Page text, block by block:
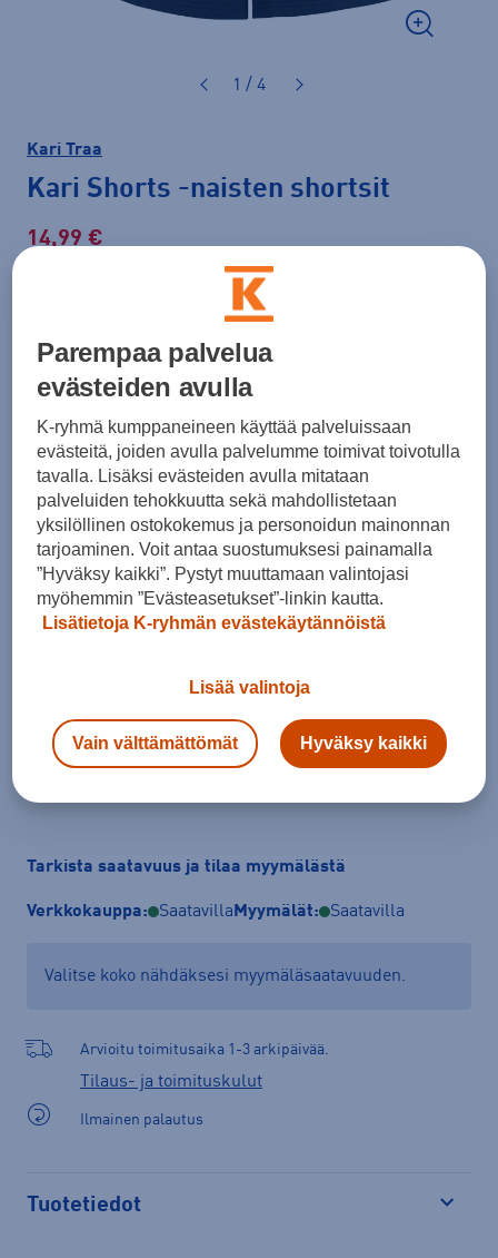
1 / 4
Kari Traa
Kari Shorts -naisten shortsit
14,99 €
30pv alin hinta: 19,99 €
Lisätietoa
XS S M L XL
Lisää ostoskoriin
Tarkista saatavuus ja tilaa myymälästä
Verkkokauppa: Saatavilla Myymälät: Saatavilla
Valitse koko nähdäksesi myymäläsaatavuuden.
Arvioitu toimitusaika 1-3 arkipäivää.
Tilaus- ja toimituskulut
Ilmainen palautus
Tuotetiedot
Parempaa palvelua
evästeiden avulla
K-ryhmä kumppaneineen käyttää palveluissaan
evästeitä, joiden avulla palvelumme toimivat toivotulla
tavalla. Lisäksi evästeiden avulla mitataan
palveluiden tehokkuutta sekä mahdollistetaan
yksilöllinen ostokokemus ja personoidun mainonnan
tarjoaminen. Voit antaa suostumuksesi painamalla
”Hyväksy kaikki”. Pystyt muuttamaan valintojasi
myöhemmin ”Evästeasetukset”-linkin kautta.
Lisätietoja K-ryhmän evästekäytännöistä
Lisää valintoja
Vain välttämättömät Hyväksy kaikki